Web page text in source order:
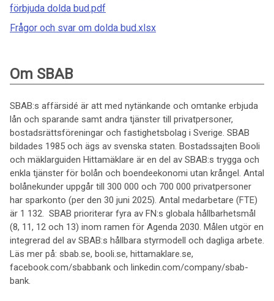
förbjuda dolda bud.pdf
Frågor och svar om dolda bud.xlsx
Om SBAB
SBAB:s affärsidé är att med nytänkande och omtanke erbjuda
lån och sparande samt andra tjänster till privatpersoner,
bostadsrättsföreningar och fastighetsbolag i Sverige. SBAB
bildades 1985 och ägs av svenska staten. Bostadssajten Booli
och mäklarguiden Hittamäklare är en del av SBAB:s trygga och
enkla tjänster för bolån och boendeekonomi utan krångel. Antal
bolånekunder uppgår till 300 000 och 700 000 privatpersoner
har sparkonto (per den 30 juni 2025). Antal medarbetare (FTE)
är 1 132. SBAB prioriterar fyra av FN:s globala hållbarhetsmål
(8, 11, 12 och 13) inom ramen för Agenda 2030. Målen utgör en
integrerad del av SBAB:s hållbara styrmodell och dagliga arbete.
Läs mer på: sbab.se, booli.se, hittamaklare.se,
facebook.com/sbabbank och linkedin.com/company/sbab-
bank.